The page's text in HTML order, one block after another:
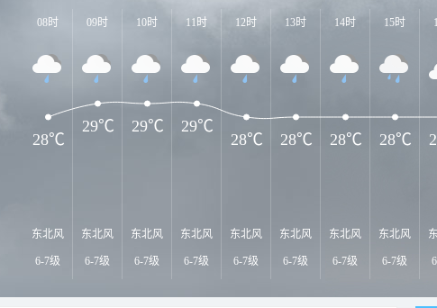
08时
东北风
6-7级
09时
东北风
6-7级
10时
东北风
6-7级
11时
东北风
6-7级
12时
东北风
6-7级
13时
东北风
6-7级
14时
东北风
6-7级
15时
东北风
6-7级
28℃
29℃ 29℃ 29℃
28℃ 28℃ 28℃ 28℃